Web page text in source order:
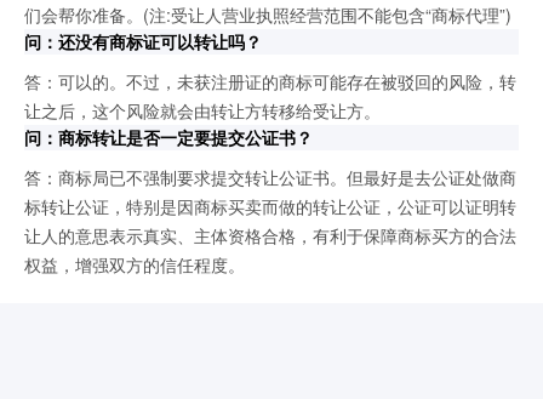
们会帮你准备。(注:受让人营业执照经营范围不能包含“商标代理”)
问：还没有商标证可以转让吗？
答：可以的。不过，未获注册证的商标可能存在被驳回的风险，转
让之后，这个风险就会由转让方转移给受让方。
问：商标转让是否一定要提交公证书？
答：商标局已不强制要求提交转让公证书。但最好是去公证处做商
标转让公证，特别是因商标买卖而做的转让公证，公证可以证明转
让人的意思表示真实、主体资格合格，有利于保障商标买方的合法
权益，增强双方的信任程度。